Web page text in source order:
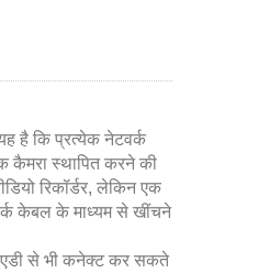
है कि प्रत्येक नेटवर्क
कैमरा स्थापित करने की
रिकॉर्डर, लेकिन एक
केबल के माध्यम से खींचने
से भी कनेक्ट कर सकते